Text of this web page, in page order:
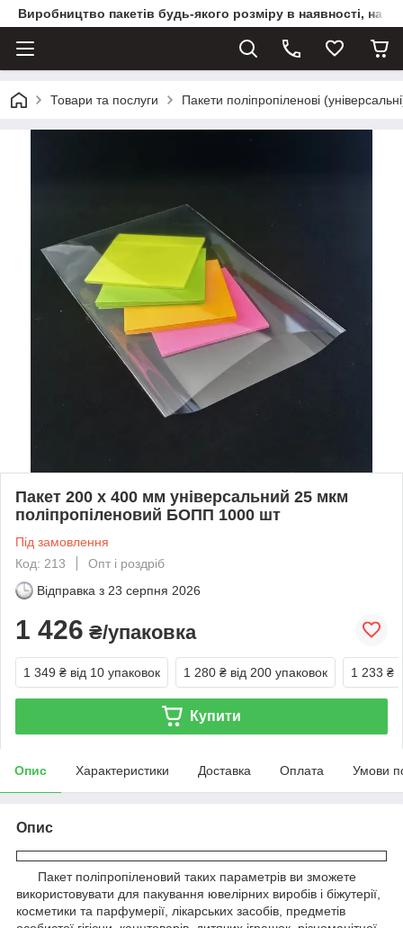
Виробництво пакетів будь-якого розміру в наявності, на
Товари та послуги Пакети поліпропіленові
Пакет 200 x 400 мм універсальний 25 мкм
поліпропіленовий БОПП 1000 шт
Під замовлення
Код: 213
Опт і роздріб
Відправка з 23 серпня 2026
1 426 ₴/упаковка
1 349 ₴ від 10 упаковок 1 280 ₴ від 200 упаковок 1 233 ₴
Купити
Опис Характеристики Доставка Оплата Умови
Опис
Пакет поліпропіленовий таких параметрів ви зможете
використовувати для пакування ювелірних виробів і біжутерії,
косметики та парфумерії, лікарських засобів, предметів